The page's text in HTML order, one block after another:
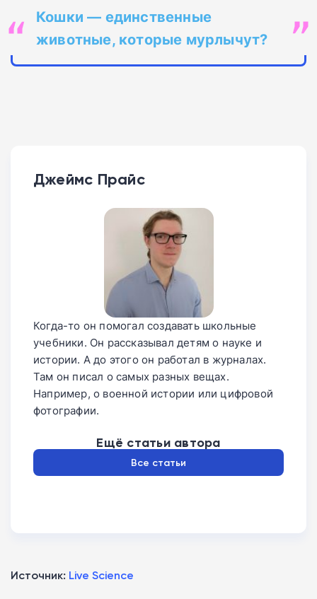
Кошки — единственные
животные, которые мурлычут?
Джеймс Прайс
Когда-то он помогал создавать школьные
учебники. Он рассказывал детям о науке и
истории. А до этого он работал в журналах.
Там он писал о самых разных вещах.
Например, о военной истории или цифровой
фотографии.
Ещё статьи автора
Все статьи
Источник: Live Science